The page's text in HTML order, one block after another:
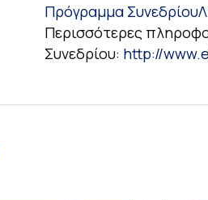
Πρόγραμμα Συνεδρίου
Περισσότερες
Συνεδρίου: http://